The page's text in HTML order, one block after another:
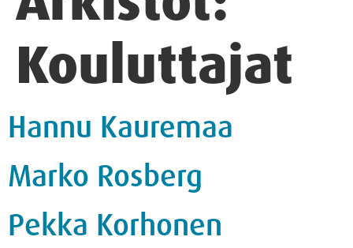
Kouluttajat
Hannu Kauremaa
Marko Rosberg
Pekka Korhonen